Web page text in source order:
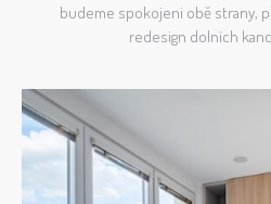
budeme spokojeni obě strany,
redesign dolních